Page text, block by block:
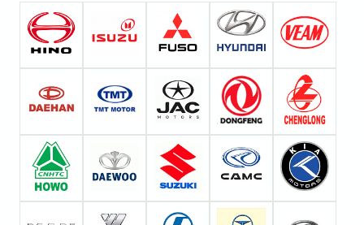
cấu tạo đặc biệt như sẽ có các vách ngăn chắn sóng,
vách giảm sốc, vách ngăn hình bán nguyệt thông nhau
từ trước ra sau, được liên kết bằng các thanh V50 liên
kết các vách ngăn không bị lệch khỏi vị trí ban đầu,
chống xé bồn khi vận chuyển, phần cuối của xe chở
dầu ăn có khuynh hướng thấp hơn phần đầu do thiết
kế tạo góc nghiên để tự chảy chất lỏng ra ngoài mà
không cần dùng bơm đẩy xả hàng.
-Vật liệu đóng bồn chở dầu ănđa phần là Inox cao
cấp không rỉ sét như Inox304, inox316, hoặc kim loại